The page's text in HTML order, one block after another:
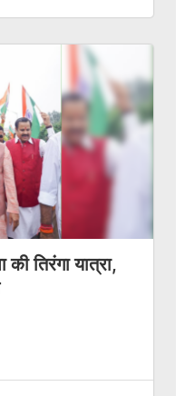
तिरंगा यात्रा,